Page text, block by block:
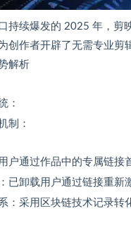
持续爆发的 2025 年，剪
创作者开辟了无需专业剪
解析
：
制：
户通过作品中的专属链接
已卸载用户通过链接重新
：采用区块链技术记录转